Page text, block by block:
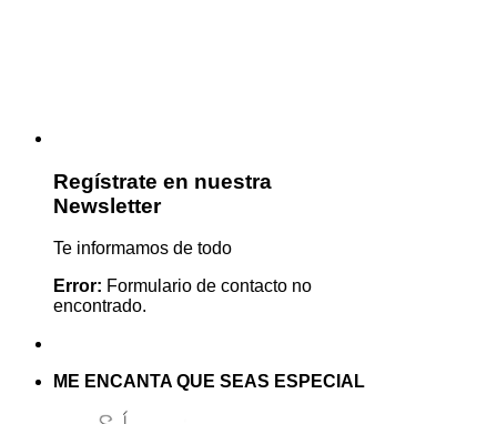
Regístrate en nuestra
Newsletter
Te informamos de todo
Error: Formulario de contacto no
encontrado.
ME ENCANTA QUE SEAS ESPECIAL